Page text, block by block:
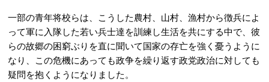
一部の青年将校らは、こうした農村、山村、漁村から徴兵によ
って軍に入隊した若い兵士達を訓練し生活を共にする中で、彼
らの故郷の困窮ぶりを直に聞いて国家の存亡を強く憂うように
なり、この危機にあっても政争を繰り返す政党政治に対しても
疑問を抱くようになりました。